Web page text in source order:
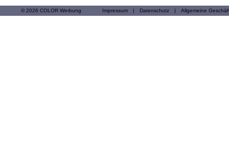
© 2026 COLOR Werbung Impressum | Datenschutz | Allgemeine